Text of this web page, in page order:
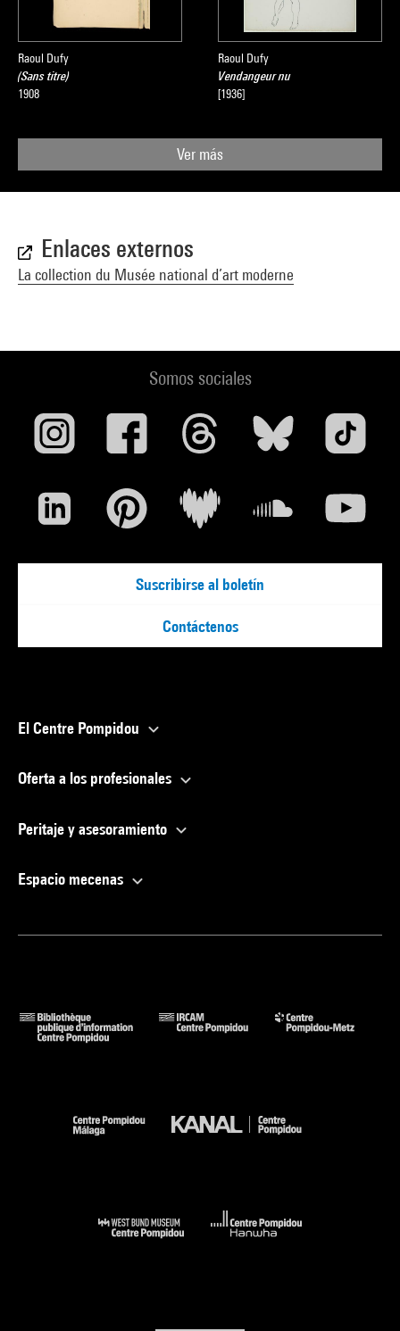
Raoul Dufy
(Sans titre)
1908
Raoul Dufy
Vendangeur nu
[1936]
Ver más
Enlaces externos
La collection du Musée national d’art moderne
Somos sociales
Suscribirse al boletín
Contáctenos
El Centre Pompidou
Oferta a los profesionales
Peritaje y asesoramiento
Espacio mecenas